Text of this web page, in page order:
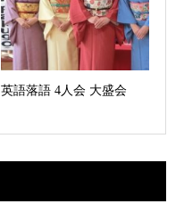
英語落語 4人会 大盛会